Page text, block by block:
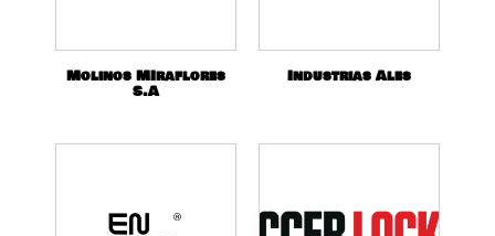
Molinos MIraflores
S.A
Industrias Ales